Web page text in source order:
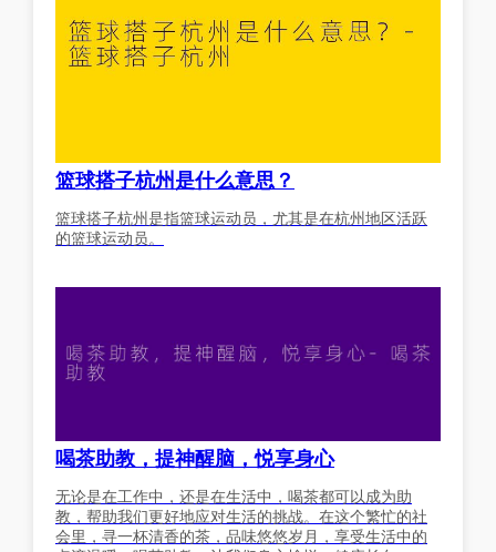
篮球搭子杭州是什么意思？
篮球搭子杭州是指篮球运动员，尤其是在杭州地区活跃
的篮球运动员。
喝茶助教，提神醒脑，悦享身心
无论是在工作中，还是在生活中，喝茶都可以成为助
教，帮助我们更好地应对生活的挑战。在这个繁忙的社
会里，寻一杯清香的茶，品味悠悠岁月，享受生活中的